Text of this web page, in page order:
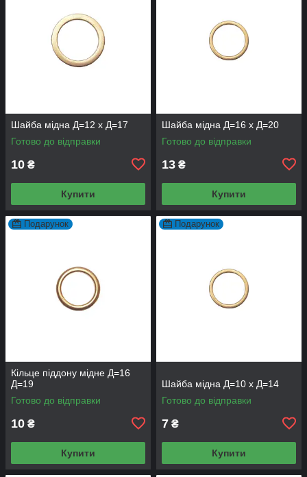
Шайба мідна Д=12 х Д=17
Готово до відправки
10 ₴
Купити
Шайба мідна Д=16 х Д=20
Готово до відправки
13 ₴
Купити
Подарунок
Кільце піддону мідне Д=16
Д=19
Готово до відправки
10 ₴
Купити
Подарунок
Шайба мідна Д=10 х Д=14
Готово до відправки
7 ₴
Купити